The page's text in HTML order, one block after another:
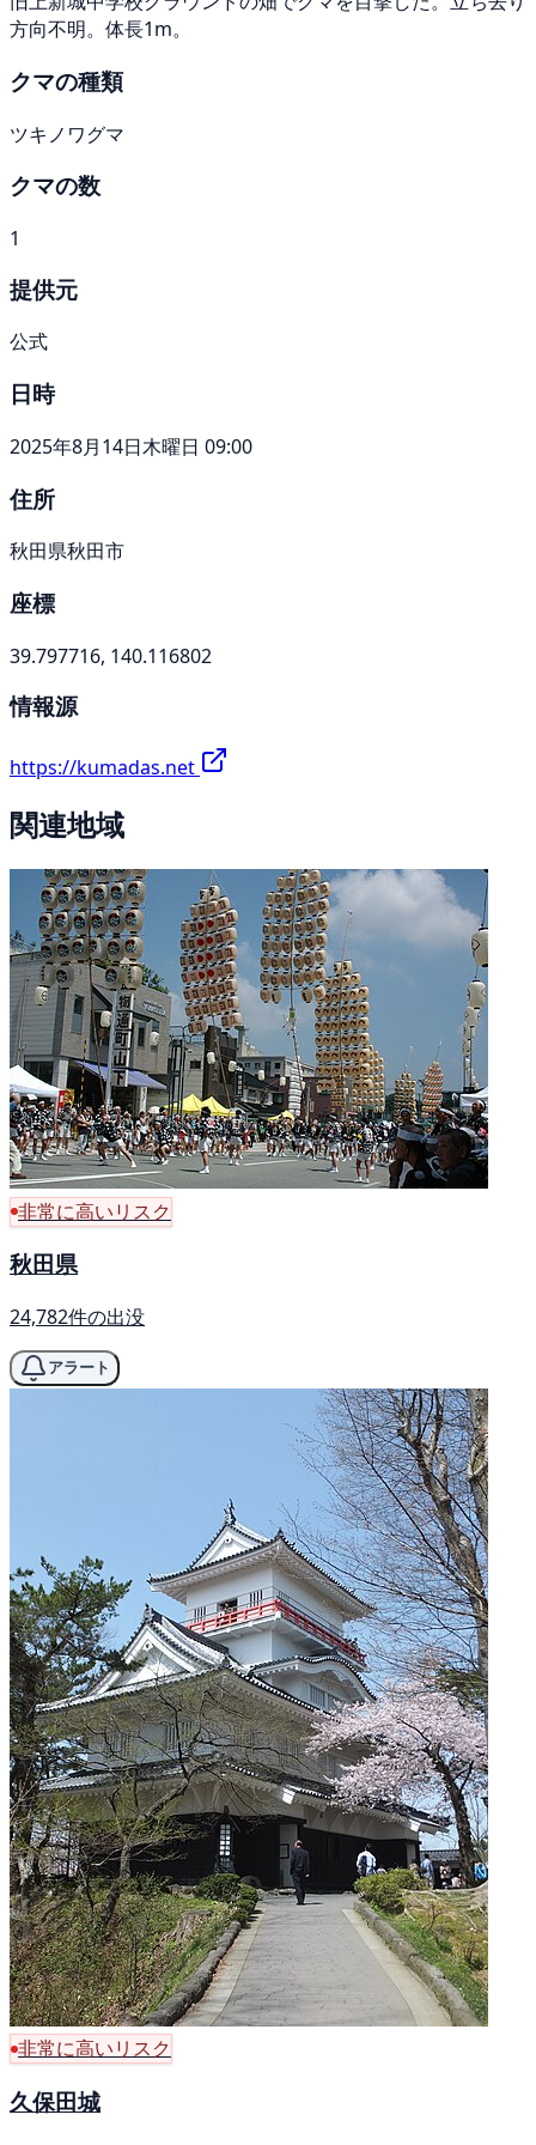
方向不明。体長1m。
クマの種類
ツキノワグマ
クマの数
1
提供元
公式
日時
2025年8月14日木曜日 09:00
住所
秋田県秋田市
座標
39.797716, 140.116802
情報源
https://kumadas.net
関連地域
非常に高いリスク
秋田県
24,782件の出没
アラート
非常に高いリスク
久保田城